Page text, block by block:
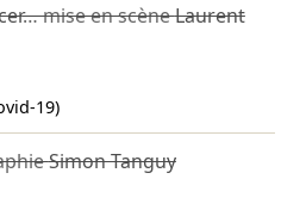
… mise en scèneLaurent
19)
Simon Tanguy